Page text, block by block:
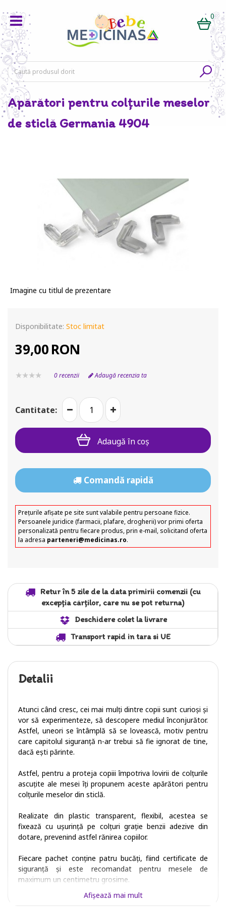
0
Apărători pentru colțurile meselor
de sticlă Germania 4904
Imagine cu titlul de prezentare
Disponibilitate: Stoc limitat
39,00RON
0 recenzii Adaugă recenzia ta
Cantitate:
Adaugă în coş
Comandă rapidă
Prețurile afișate pe site sunt valabile pentru persoane fizice.
Persoanele juridice (farmacii, plafare, drogherii) vor primi oferta
personalizată pentru fiecare produs, prin e-mail, solicitand oferta
la adresa parteneri@medicinas.ro.
Retur în 5 zile de la data primirii comenzii (cu
excepția cărților, care nu se pot returna)
Deschidere colet la livrare
Transport rapid in tara si UE
Detalii
Atunci când cresc, cei mai mulți dintre copii sunt curioși și
vor să experimenteze, să descopere mediul înconjurător.
Astfel, uneori se întâmplă să se lovească, motiv pentru
care capitolul siguranță n-ar trebui să fie ignorat de tine,
dacă ești părinte.
Astfel, pentru a proteja copiii împotriva lovirii de colțurile
ascuțite ale mesei îți propunem aceste apărători pentru
colțurile meselor din sticlă.
Realizate din plastic transparent, flexibil, acestea se
fixează cu ușurință pe colțuri grație benzii adezive din
dotare, prevenind astfel rănirea copiilor.
Fiecare pachet conține patru bucăți, fiind certificate de
siguranță și este recomandat pentru mesele de
maximum un centimetru grosime.
Afişează mai mult